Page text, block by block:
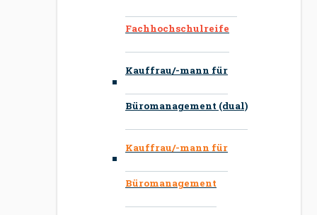
Fachhochschulreife
Kauffrau/-mann für
Büromanagement (dual)
Kauffrau/-mann für
Büromanagement